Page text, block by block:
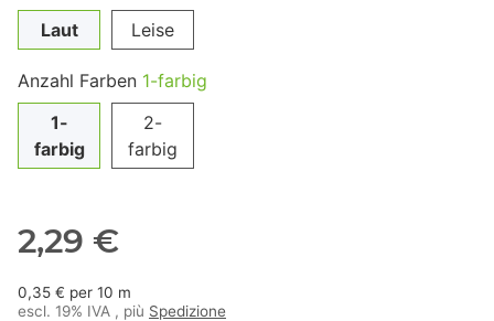
Laut
Leise
Anzahl Farben 1-farbig
1-
farbig
2-
farbig
2,29 €
0,35 € per 10 m
escl. 19% IVA , più Spedizione